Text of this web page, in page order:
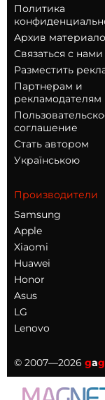
Политика
Архив
Связаться с нами
Разместить
Партнерам и
рекламодателям
соглашение
Стать автором
Українською
Производители
Samsung
Apple
Xiaomi
Huawei
Honor
Asus
LG
Lenovo
© 2007—2026 gag